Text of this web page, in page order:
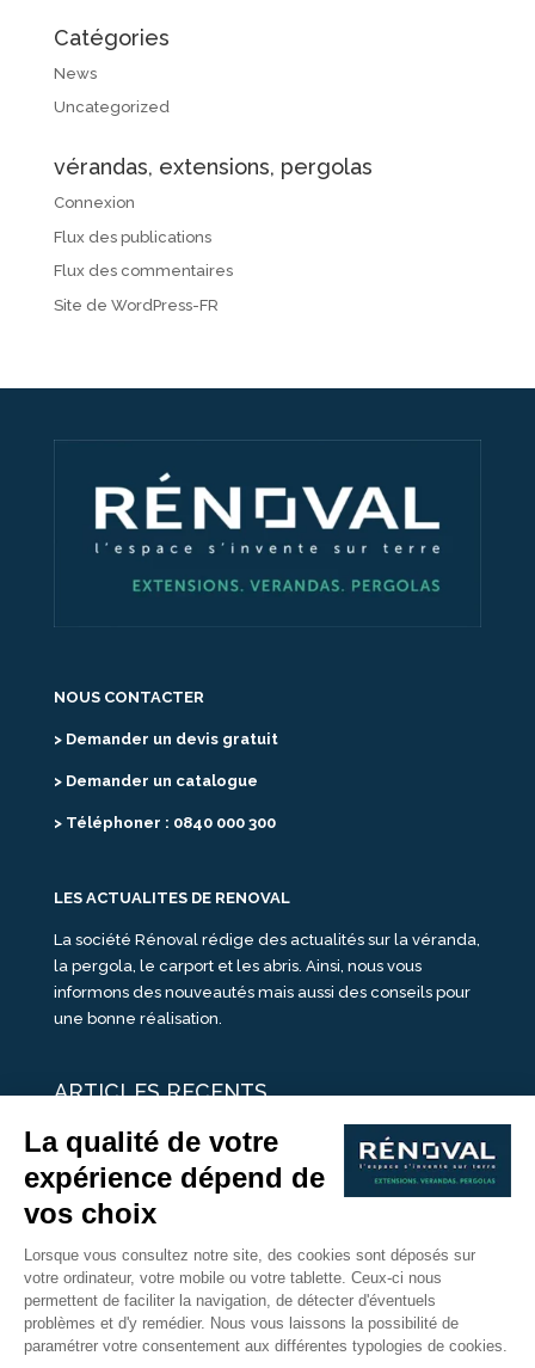
Catégories
News
Uncategorized
vérandas, extensions, pergolas
Connexion
Flux des publications
Flux des commentaires
Site de WordPress-FR
NOUS CONTACTER
> Demander un devis gratuit
> Demander un catalogue
> Téléphoner : 0840 000 300
LES ACTUALITES DE RENOVAL
La société Rénoval rédige des actualités sur la véranda,
la pergola, le carport et les abris. Ainsi, nous vous
informons des nouveautés mais aussi des conseils pour
une bonne réalisation.
ARTICLES RECENTS
25 idées de vérandas design
Un été pour une véranda
Portes Ouvertes Véranda Extension Suisse | 26-27 Juin
Une ombre avec une pergola aluminium
portes ouvertes véranda sur mesure
Nous Suivre